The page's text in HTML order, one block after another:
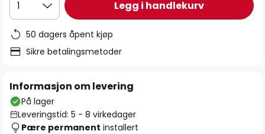
1 Legg i handlekurv
50 dagers åpent kjøp
Sikre betalingsmetoder
Informasjon om levering
På lager
Leveringstid: 5 - 8 virkedager
Pære permanent installert